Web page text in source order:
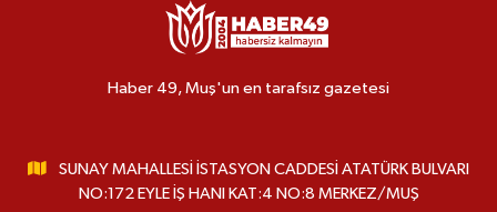
Haber 49, Muş'un en tarafsız gazetesi
SUNAY MAHALLESİ İSTASYON CADDESİ ATATÜRK BULVARI
NO:172 EYLE İŞ HANI KAT:4 NO:8 MERKEZ/MUŞ